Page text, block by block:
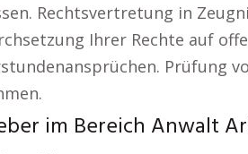
Rechtsvertretung in
Ihrer Rechte auf
Prüfung
im Bereich Anwalt